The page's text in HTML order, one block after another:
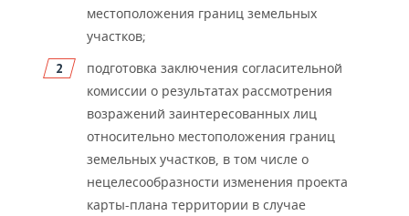
местоположения границ земельных
участков;
подготовка заключения согласительной
комиссии о результатах рассмотрения
возражений заинтересованных лиц
относительно местоположения границ
земельных участков, в том числе о
нецелесообразности изменения проекта
карты-плана территории в случае